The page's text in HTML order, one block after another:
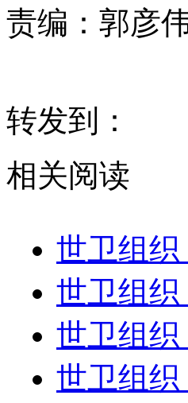
责编： 郭彦
转发到：
相关阅读
世卫组
世卫组织
世卫组
世卫组